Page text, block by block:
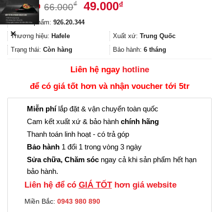
66.000₫
Giá
là:
66.000₫.
49.000₫Giá
là:
49.000₫.
Mã sản phẩm: 926.20.344
Thương hiệu: Hafele Xuất xứ: Trung Quốc
Trạng thái: Còn hàng Bảo hành: 6 tháng
Liên hệ ngay hotline
để có giá tốt hơn và nhận voucher tới 5tr
Miễn phílắp đặt & vận chuyển toàn quốc
Cam kết xuất xứ & bảo hành chính hãng
Thanh toán linh hoạt - có trả góp
Bảo hành 1 đổi 1 trong vòng 3 ngày
Sửa chữa, Chăm sóc ngay cả khi sản phẩm hết hạn
bảo hành.
Liên hệ để có GIÁ TỐThơn giá website
Miền Bắc: 0943 980 890
✕